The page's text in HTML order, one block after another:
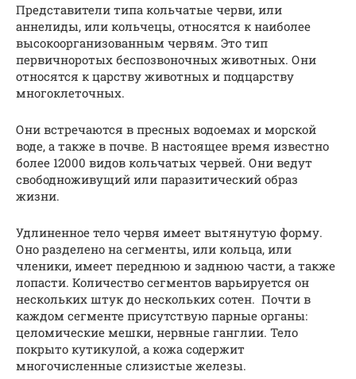
Представители типа кольчатые черви, или
аннелиды, или кольчецы, относятся к наиболее
высокоорганизованным червям. Это тип
первичноротых беспозвоночных животных. Они
относятся к царству животных и подцарству
многоклеточных.
Они встречаются в пресных водоемах и морской
воде, а также в почве. В настоящее время известно
более 12000 видов кольчатых червей. Они ведут
свободноживущий или паразитический образ
жизни.
Удлиненное тело червя имеет вытянутую форму.
Оно разделено на сегменты, или кольца, или
членики, имеет переднюю и заднюю части, а также
лопасти. Количество сегментов варьируется он
нескольких штук до нескольких сотен. Почти в
каждом сегменте присутствую парные органы:
целомические мешки, нервные ганглии. Тело
покрыто кутикулой, а кожа содержит
многочисленные слизистые железы.